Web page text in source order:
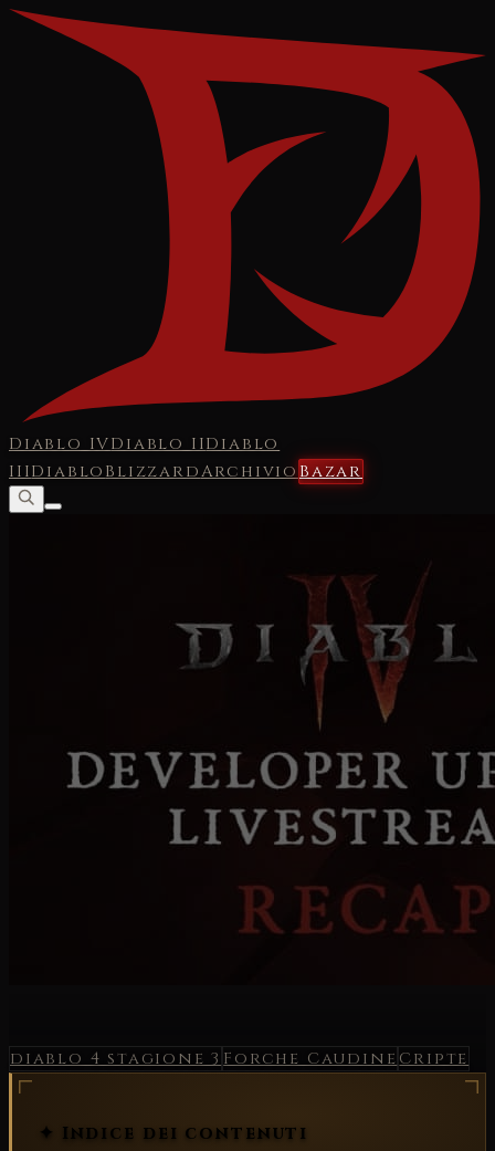
Diablo IVDiablo IIDiablo
IIIDiabloBlizzardArchivioBazar
diablo 4 stagione 3Forche CaudineCripte
✦ Indice dei contenuti